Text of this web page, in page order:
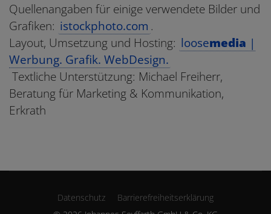
Quellenangaben für einige verwendete Bilder und
Grafiken: istockphoto.com .
Layout, Umsetzung und Hosting: loosemedia |
Werbung. Grafik. WebDesign.
Textliche Unterstützung: Michael Freiherr,
Beratung für Marketing & Kommunikation,
Erkrath
Datenschutz
Barrierefreiheitserklärung